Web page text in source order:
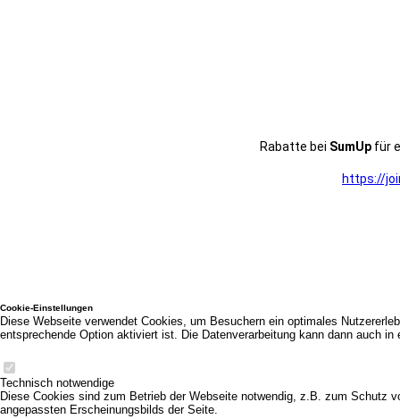
Rabatte bei SumUpfür
https://
Cookie-Einstellungen
Diese Webseite verwendet Cookies, um Besuchern ein optimales
entsprechende Option aktiviert ist. Die Datenverarbeitung kann dann auch
Technisch notwendige
Diese Cookies sind zum Betrieb der Webseite notwendig, z.B. zum Schutz
angepassten Erscheinungsbilds der Seite.